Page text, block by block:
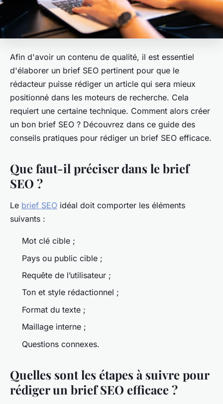
Afin d'avoir un contenu de qualité, il est essentiel
d'élaborer un brief SEO pertinent pour que le
rédacteur puisse rédiger un article qui sera mieux
positionné dans les moteurs de recherche. Cela
requiert une certaine technique. Comment alors créer
un bon brief SEO ? Découvrez dans ce guide des
conseils pratiques pour rédiger un brief SEO efficace.
Que faut-il préciser dans le brief
SEO ?
Le brief SEO idéal doit comporter les éléments
suivants :
Mot clé cible ;
Pays ou public cible ;
Requête de l’utilisateur ;
Ton et style rédactionnel ;
Format du texte ;
Maillage interne ;
Questions connexes.
Quelles sont les étapes à suivre pour
rédiger un brief SEO efficace ?